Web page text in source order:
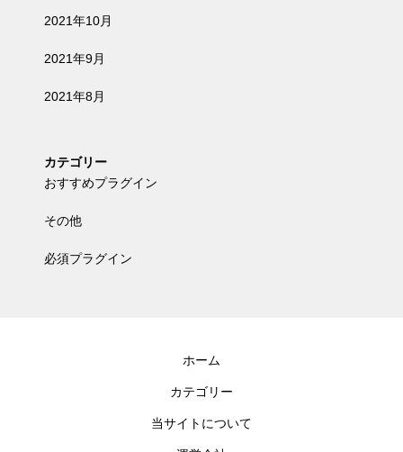
2021年10月
2021年9月
2021年8月
カテゴリー
おすすめプラグイン
その他
必須プラグイン
ホーム
カテゴリー
当サイトについて